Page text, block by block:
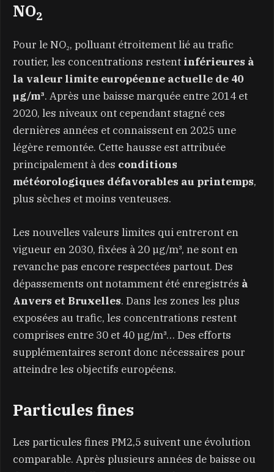
NO2
Pour le NO₂, polluant étroitement lié au trafic
routier, les concentrations restent inférieures à
la valeur limite européenne actuelle de 40
µg/m³. Après une baisse marquée entre 2014 et
2020, les niveaux ont cependant stagné ces
dernières années et connaissent en 2025 une
légère remontée. Cette hausse est attribuée
principalement à des conditions
météorologiques défavorables au printemps,
plus sèches et moins venteuses.
Les nouvelles valeurs limites qui entreront en
vigueur en 2030, fixées à 20 µg/m³, ne sont en
revanche pas encore respectées partout. Des
dépassements ont notamment été enregistrés à
Anvers et Bruxelles. Dans les zones les plus
exposées au trafic, les concentrations restent
comprises entre 30 et 40 µg/m³… Des efforts
supplémentaires seront donc nécessaires pour
atteindre les objectifs européens.
Particules fines
Les particules fines PM2,5 suivent une évolution
comparable. Après plusieurs années de baisse ou